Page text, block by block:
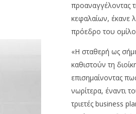
NOW
Πειραιώς: Ανοδική
της φετινής
29/06/2023
προαναγγέλοντας
κεφαλαίων, έκανε
πρόεδρο του
«Η σταθερή ως
καθιστούν τη
επισημαίνοντας
νωρίτερα, έναντι
τριετές business